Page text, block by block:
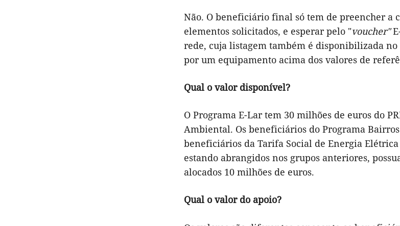
Não. O beneficiário final só tem de preencher
elementos solicitados, e esperar pelo "voucher"
rede, cuja listagem também é disponibilizada
por um equipamento acima dos valores de
Qual o valor disponível?
O Programa E-Lar tem 30 milhões de euros do
Ambiental. Os beneficiários do Programa
beneficiários da Tarifa Social de Energia
estando abrangidos nos grupos anteriores,
alocados 10 milhões de euros.
Qual o valor do apoio?